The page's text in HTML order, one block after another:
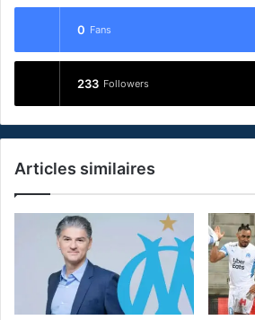
0 Fans
233 Followers
Articles similaires